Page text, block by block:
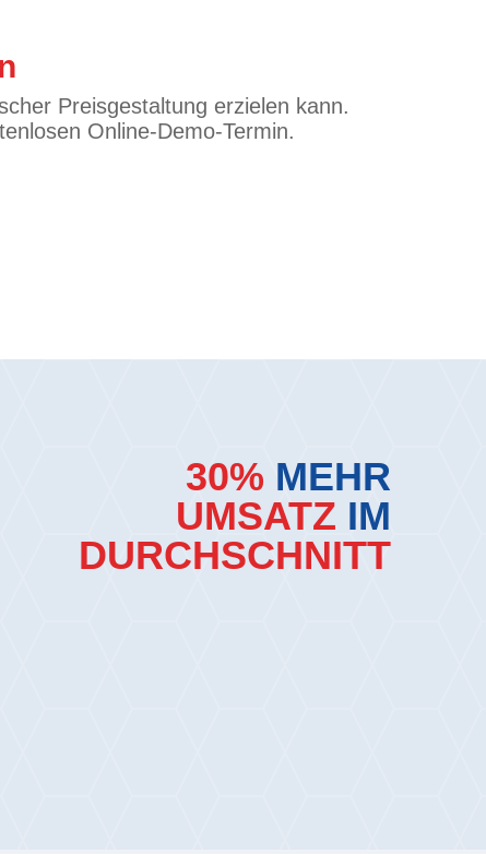
Preisgestaltung erzielen kann.
Online-Demo-Termin.
30% MEHR
UMSATZ IM
DURCHSCHNITT